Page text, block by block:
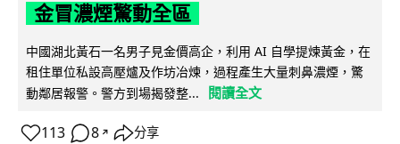
金冒濃煙驚動全區
中國湖北黃石一名男子見金價高企，利用 AI 自學提煉黃金，在
租住單位私設高壓爐及作坊冶煉，過程產生大量刺鼻濃煙，驚
動鄰居報警。警方到場揭發整...
閱讀全文
113 8 ↗ 分享